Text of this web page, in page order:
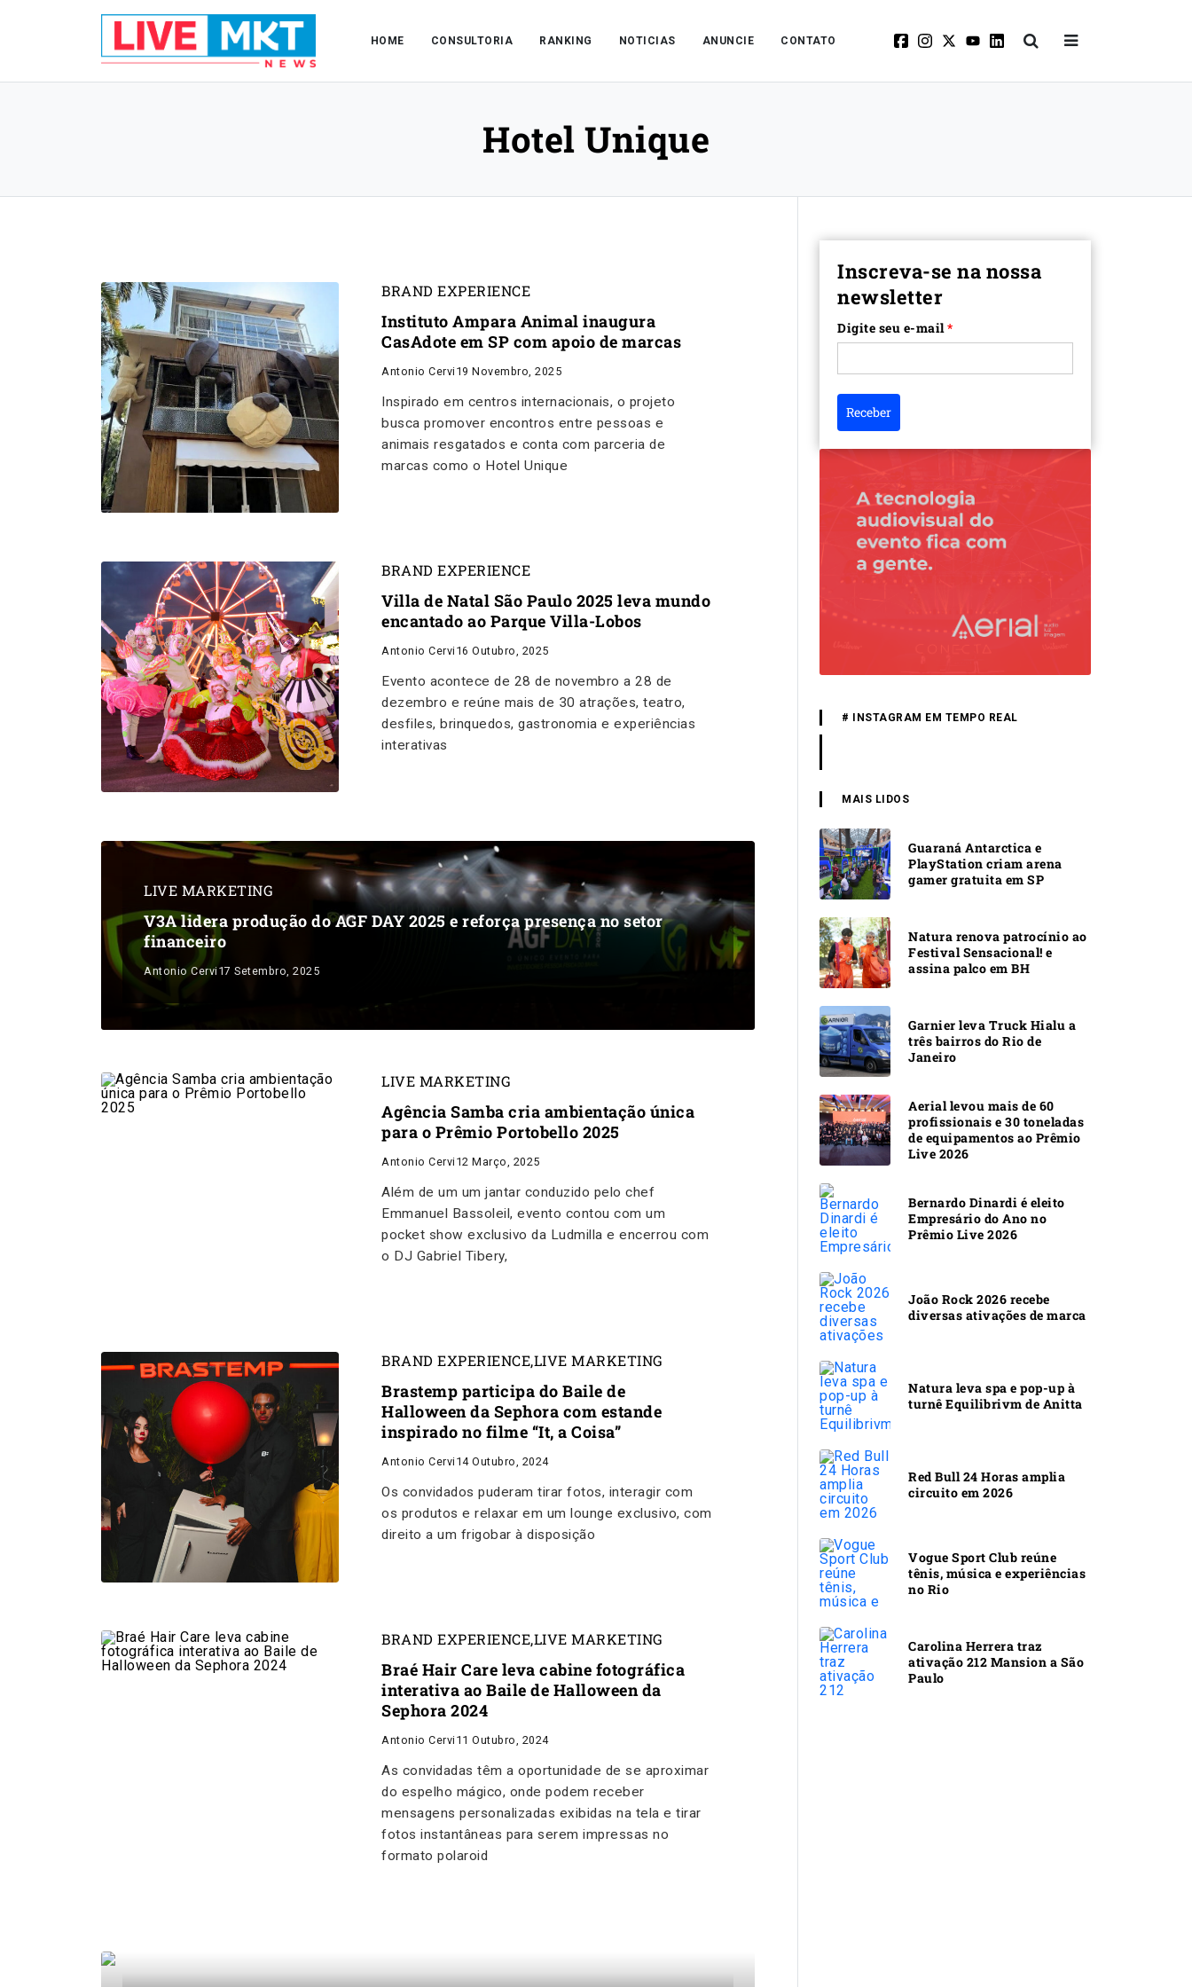
HOME CONSULTORIA RANKING NOTICIAS ANUNCIE CONTATO
Hotel Unique
BRAND EXPERIENCE
Instituto Ampara Animal inaugura
CasAdote em SP com apoio de marcas
Antonio Cervi 19 Novembro, 2025
Inspirado em centros internacionais, o projeto
busca promover encontros entre pessoas e
animais resgatados e conta com parceria de
marcas como o Hotel Unique
BRAND EXPERIENCE
Villa de Natal São Paulo 2025 leva mundo
encantado ao Parque Villa-Lobos
Antonio Cervi 16 Outubro, 2025
Evento acontece de 28 de novembro a 28 de
dezembro e reúne mais de 30 atrações, teatro,
desfiles, brinquedos, gastronomia e experiências
interativas
LIVE MARKETING
V3A lidera produção do AGF DAY 2025 e reforça presença no setor
financeiro
Antonio Cervi17 Setembro, 2025
LIVE MARKETING
Agência Samba cria ambientação única
para o Prêmio Portobello 2025
Antonio Cervi 12 Março, 2025
Além de um um jantar conduzido pelo chef
Emmanuel Bassoleil, evento contou com um
pocket show exclusivo da Ludmilla e encerrou com
o DJ Gabriel Tibery​,
BRAND EXPERIENCE,LIVE MARKETING
Brastemp participa do Baile de
Halloween da Sephora com estande
inspirado no filme “It, a Coisa”
Antonio Cervi 14 Outubro, 2024
Os convidados puderam tirar fotos, interagir com
os produtos e relaxar em um lounge exclusivo, com
direito a um frigobar à disposição
BRAND EXPERIENCE,LIVE MARKETING
Braé Hair Care leva cabine fotográfica
interativa ao Baile de Halloween da
Sephora 2024
Antonio Cervi 11 Outubro, 2024
As convidadas têm a oportunidade de se aproximar
do espelho mágico, onde podem receber
mensagens personalizadas exibidas na tela e tirar
fotos instantâneas para serem impressas no
formato polaroid
Inscreva-se na nossa
newsletter
Digite seu e-mail*
Receber
# INSTAGRAM EM TEMPO REAL
MAIS LIDOS
Guaraná Antarctica e
PlayStation criam arena
gamer gratuita em SP
Natura renova patrocínio ao
Festival Sensacional! e
assina palco em BH
Garnier leva Truck Hialu a
três bairros do Rio de
Janeiro
Aerial levou mais de 60
profissionais e 30 toneladas
de equipamentos ao Prêmio
Live 2026
Bernardo Dinardi é eleito
Empresário do Ano no
Prêmio Live 2026
João Rock 2026 recebe
diversas ativações de marca
Natura leva spa e pop-up à
turnê Equilibrivm de Anitta
Red Bull 24 Horas amplia
circuito em 2026
Vogue Sport Club reúne
tênis, música e experiências
no Rio
Carolina Herrera traz
ativação 212 Mansion a São
Paulo